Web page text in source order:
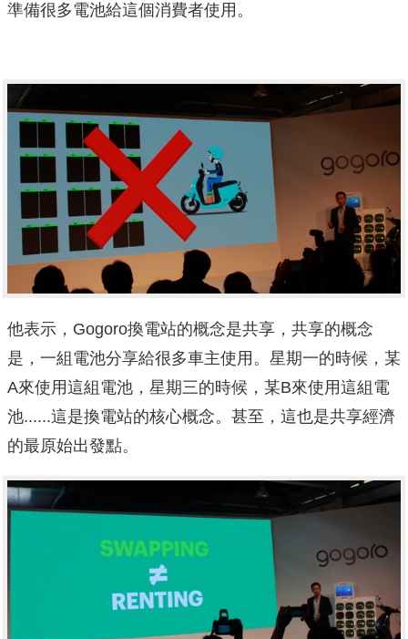
準備很多電池給這個消費者使用。
他表示，Gogoro換電站的概念是共享，共享的概念
是，一組電池分享給很多車主使用。星期一的時候，某
A來使用這組電池，星期三的時候，某B來使用這組電
池......這是換電站的核心概念。甚至，這也是共享經濟
的最原始出發點。